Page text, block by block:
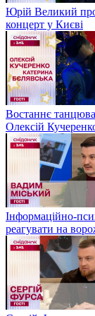
Юрій Великий
концерт у Києві
Востаннє
Олексій
Інформаційно-
реагувати на